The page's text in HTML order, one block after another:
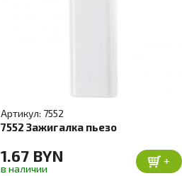
Артикул: 7552
7552 Зажигалка пьезо
1.67 BYN
в наличии
+